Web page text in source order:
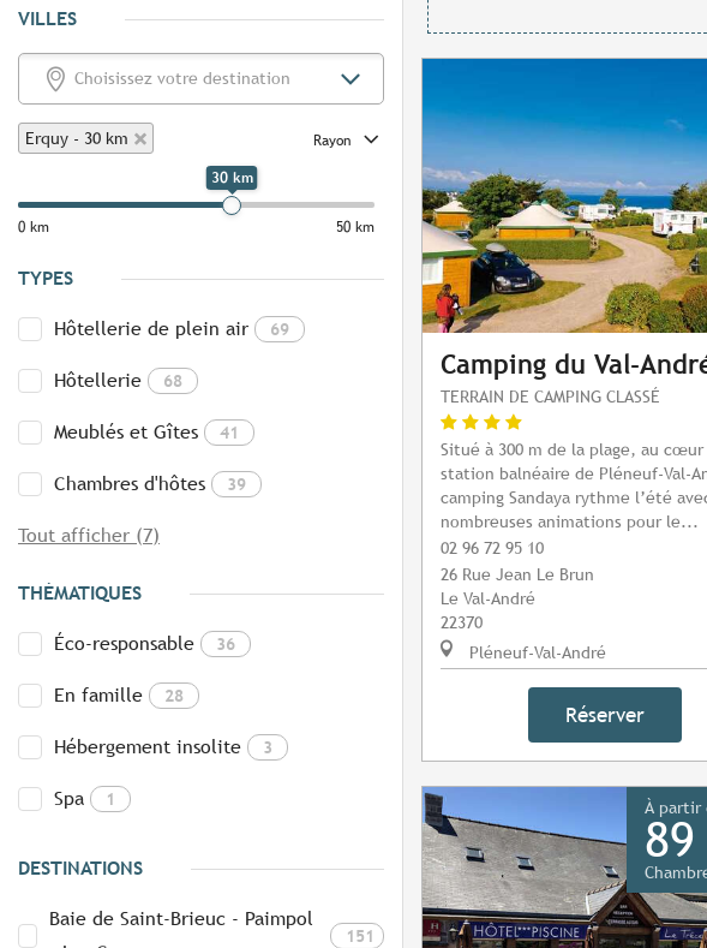
VILLES
Erquy - 30 km Rayon
0 km 50 km
30 km
TYPES
Hôtellerie de plein air 69
Hôtellerie 68
Meublés et Gîtes 41
Chambres d'hôtes 39
Tout afficher (7)
THÉMATIQUES
Éco-responsable 36
En famille 28
Hébergement insolite 3
Spa 1
DESTINATIONS
Baie de Saint-Brieuc - Paimpol
151
Camping du Val-
TERRAIN DE CAMPING CLASSÉ
Situé à 300 m de la plage, au
station balnéaire de Pléneuf-Val-
camping Sandaya rythme l’été
nombreuses animations pour le...
02 96 72 95 10
26 Rue Jean Le Brun
Le Val-André
22370
Pléneuf-Val-André
Réserver
À partir